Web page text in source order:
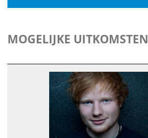
MOGELIJKE UITKOMSTEN